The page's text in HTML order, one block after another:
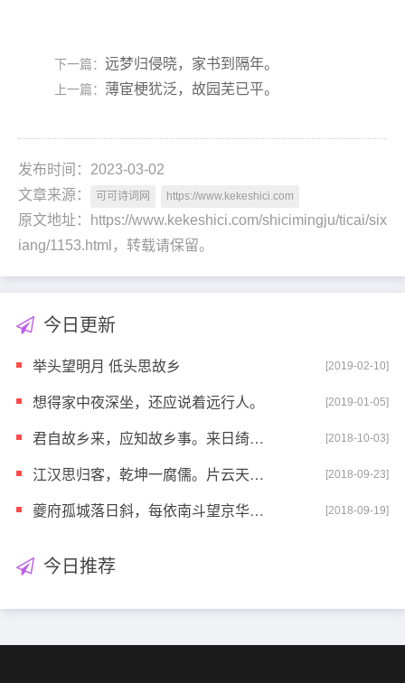
下一篇： 远梦归侵晓，家书到隔年。
上一篇： 薄宦梗犹泛，故园芜已平。
发布时间：2023-03-02
文章来源：
可可诗词网 https://www.kekeshici.com
原文地址：https://www.kekeshici.com/shicimingju/ticai/six
iang/1153.html，转载请保留。
今日更新
举头望明月 低头思故乡 [2019-02-10]
想得家中夜深坐，还应说着远行人。 [2019-01-05]
君自故乡来，应知故乡事。来日绮窗前，寒梅着花未? [2018-10-03]
江汉思归客，乾坤一腐儒。片云天共远，永夜月同孤。 [2018-09-23]
夔府孤城落日斜，每依南斗望京华。听猿实下三声泪，奉 [2018-09-19]
今日推荐